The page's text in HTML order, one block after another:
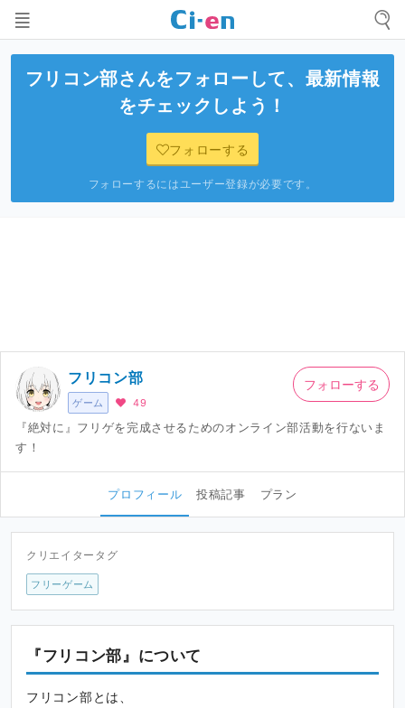
フリコン部さんをフォローして、最新情報
をチェックしよう！
フォローする
フォローするにはユーザー登録が必要です。
ゲーム
フリコン部
49
『絶対に』フリゲを完成させるためのオンライン部活動を行ないま
す！
フォローする
プロフィール 投稿記事 プラン
クリエイタータグ
フリーゲーム
『フリコン部』について
フリコン部とは、